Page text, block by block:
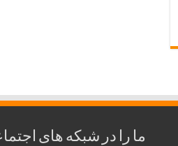
ما را در شبکه های